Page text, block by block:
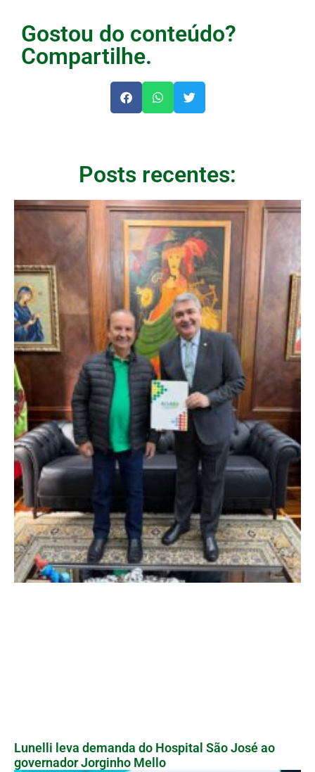
Gostou do conteúdo?
Compartilhe.
Posts recentes:
Lunelli leva demanda do Hospital São José ao
governador Jorginho Mello